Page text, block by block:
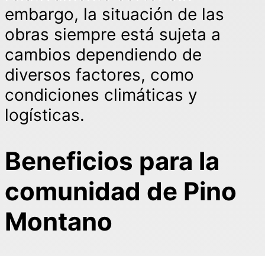
embargo, la situación de las
obras siempre está sujeta a
cambios dependiendo de
diversos factores, como
condiciones climáticas y
logísticas.
Beneficios para la
comunidad de Pino
Montano